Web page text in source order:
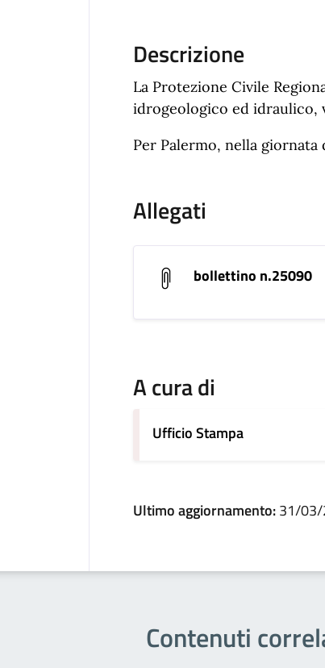
Descrizione
La Protezione Civile
idrogeologico ed idraulico,
Per Palermo, nella
Allegati
bollettino n.25090
A cura di
Ufficio Stampa
Ultimo aggiornamento:31/
Contenuti